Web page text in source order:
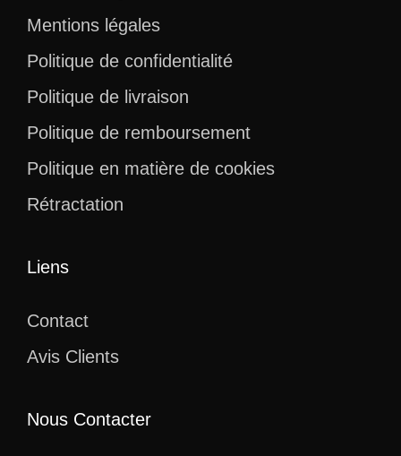
Mentions légales
Politique de confidentialité
Politique de livraison
Politique de remboursement
Politique en matière de cookies
Rétractation
Liens
Contact
Avis Clients
Nous Contacter